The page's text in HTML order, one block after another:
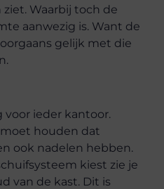
Waarbij toch de
aanwezig is. Want de
gelijk met die
voor ieder kantoor.
houden dat
ook nadelen hebben.
kiest zie je
van de kast. Dit is